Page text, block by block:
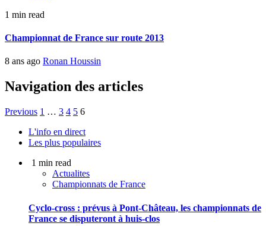
1 min read
Championnat de France sur route 2013
8 ans ago Ronan Houssin
Navigation des articles
Previous 1 … 3 4 5 6
L'info en direct
Les plus populaires
1 min read
Actualites
Championnats de France
Cyclo-cross : prévus à Pont-Château, les championnats de
France se disputeront à huis-clos